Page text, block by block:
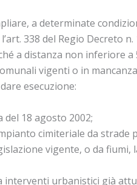
a determinate
338 del Regio Decreto n.
a distanza non inferiore
vigenti o in
esecuzione:
18 agosto 2002;
cimiteriale da strade
vigente, o da
interventi urbanistici già